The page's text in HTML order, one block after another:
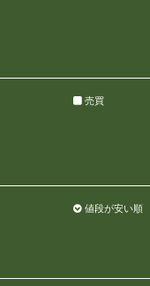
売買
値段が安い順